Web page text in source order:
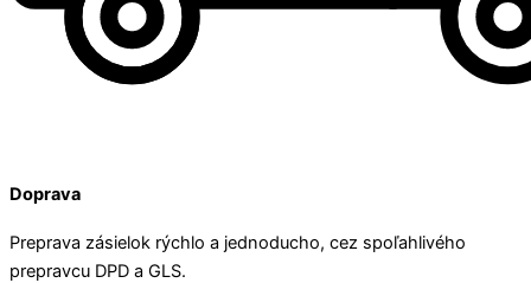
Doprava
Preprava zásielok rýchlo a jednoducho, cez spoľahlivého
prepravcu DPD a GLS.